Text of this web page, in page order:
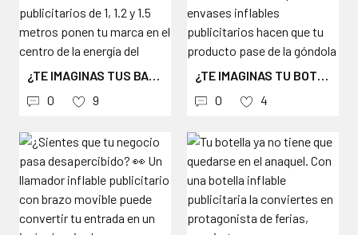
¿TE IMAGINAS TUS BALONES INFLABLES VOLANDO SOBRE MILES DE PERSONAS EN EL PRÓXIMO CONCIERTO? LOS BALONES INFLABLES PUBLICITARIOS DE 1, 1.2 Y 1.5 METROS PONEN TU MARCA EN EL CENTRO DE LA ENERGÍA DEL SHOW: VUELAN SOBRE EL PÚBLICO, APARECEN EN HISTORIAS, REELS Y FOTOS, Y CONVIERTEN CADA CANCIÓN EN UNA EXPERIENCIA DE MARCA. PERFECTOS PARA CONCIERTOS, FESTIVALES Y EVENTOS MASIVOS EN LATINOAMÉRICA, LIGEROS, RESISTENTES Y TOTALMENTE PERSONALIZABLES CON TU LOGO Y COLORES. #BALONESINFLABLES #PUBLICIDADINFLABLE #PELOTASGIGANTES #MARKETINGEXPERIENCIAL #EVENTOSMASIVOS #CONCIERTOSLATINOAMERICA #BRANDEXPERIENCE #INFLABLESPUBLICITARIOS #ACTIVACIONESBTL #EVENTOMARKETING
0
9
¿TE IMAGINAS TU BOTELLA, LATA O EMPAQUE CONVERTIDO EN UN INFLABLE GIGANTE PRESIDIENDO TU PRÓXIMA ACTIVACIÓN? LAS RÉPLICAS DE ENVASES INFLABLES PUBLICITARIOS HACEN QUE TU PRODUCTO PASE DE LA GÓNDOLA AL CENTRO DEL EVENTO, GENERANDO IMPACTO VISUAL, FOTOS Y RECORDACIÓN DE MARCA EN SEGUNDOS. SON IDEALES PARA LANZAMIENTOS, FERIAS, FESTIVALES, EVENTOS DEPORTIVOS Y PUNTOS DE VENTA EN TODA LATINOAMÉRICA. DISEÑAMOS TUS INFLABLES A LA MEDIDA, RESPETANDO LA FORMA Y COLORES DE TU PRODUCTO REAL, CON MATERIALES RESISTENTES Y LISTOS PARA USAR EN INTERIOR Y EXTERIOR. ES MOMENTO DE QUE TU MARCA SEA IMPOSIBLE DE IGNORAR.” #INFLABLESPUBLICITARIOS #RÉPLICASINFLABLES #ENVASESINFLABLES #BOTELLASINFLABLES #PUBLICIDADINFLABLE #MARKETINGBTL #TRADEMARKETING #ACTIVACIONESDEMARCA #EVENTOSCORPORATIVOS #LANZAMIENTODEPRODUCTO #BRANDINGEXPERIENCIAL #INFLABLESGIGANTES #PUBLICIDADEXTERIOR #MERCHANDISINGVISUAL
0
4